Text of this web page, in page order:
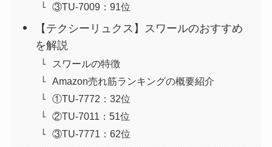
③TU-7009：91位
【テクシーリュクス】スワールのおすすめ
を解説
スワールの特徴
Amazon売れ筋ランキングの概要紹介
①TU-7772：32位
②TU-7011：51位
③TU-7771：62位